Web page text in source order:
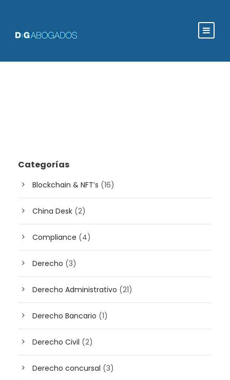
Categorías
Blockchain & NFT’s (16)
China Desk (2)
Compliance (4)
Derecho (3)
Derecho Administrativo (21)
Derecho Bancario (1)
Derecho Civil (2)
Derecho concursal (3)